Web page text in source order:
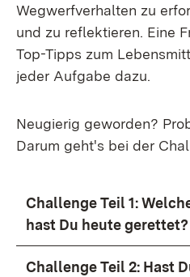
Wegwerfverhalten zu
und zu reflektieren. Eine
Top-Tipps zum
jeder Aufgabe dazu.
Neugierig geworden?
Darum geht's bei der
Challenge Teil 1:
hast Du heute gerettet?
Challenge Teil 2: Hast